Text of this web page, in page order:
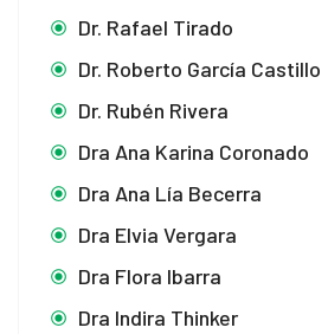
Dr. Rafael Tirado
Dr. Roberto García Castillo
Dr. Rubén Rivera
Dra Ana Karina Coronado
Dra Ana Lía Becerra
Dra Elvia Vergara
Dra Flora Ibarra
Dra Indira Thinker